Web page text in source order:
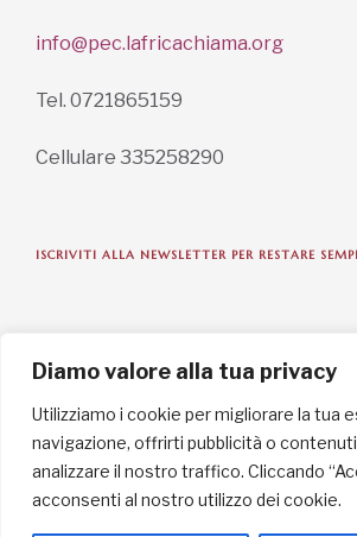
Diamo valore alla tua privacy
Utilizziamo i cookie per migliorare la tua
navigazione, offrirti pubblicità o
analizzare il nostro traffico. Cliccando
acconsenti al nostro utilizzo dei cookie.
info@pec.lafricachiama.org
Tel. 0721865159
Cellulare 335258290
ISCRIVITI ALLA NEWSLETTER PER RESTARE
ISCRIVITI ORA
INFORMAZIONI SULLA PRIVACY
English / USD